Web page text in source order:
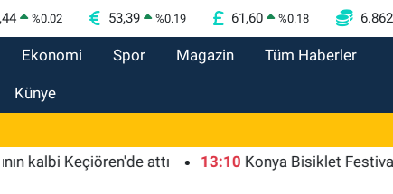
%0.02 53,39 %0.19 61,60 %0.18
Ekonomi Spor Magazin Tüm Haberler
Künye
Keçiören'de attı 13:10 Konya Bisiklet Festivali'nin